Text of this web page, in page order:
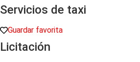
Servicios de taxi
Guardar favorita
Licitación